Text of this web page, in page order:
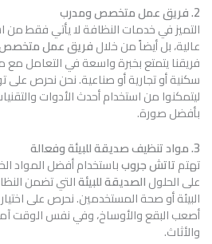
2. فريق عمل متخصص ومدرب
التميز في خدمات النظافة لا يأتي فقط
عالية، بل أيضاً من خلالفريق عمل
فريقنا يتمتع بخبرة واسعة في التعامل مع
سكنية أو تجارية أو صناعية. نحن نحرص على
ليتمكنوا من استخدام أحدث الأدوات
بأفضل صورة.
3. مواد تنظيف صديقة للبيئة وفعالة
تهتمتاتش جروبباستخدام أفضل المواد
على الحلولالصديقة للبيئةالتي تضمن
البيئة أو صحة المستخدمين. نحرص على
أصعب البقع والأوساخ، وفي نفس الوقت
والأثاث.